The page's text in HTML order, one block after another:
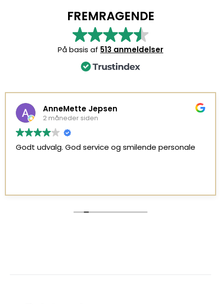
FREMRAGENDE
På basis af 513 anmeldelser
AnneMette Jepsen
2 måneder siden
Godt udvalg. God service og smilende personale